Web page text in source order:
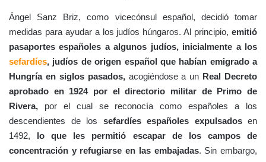
Ángel Sanz Briz, como vicecónsul español, decidió tomar
medidas para ayudar a los judíos húngaros. Al principio, emitió
pasaportes españoles a algunos judíos, inicialmente a los
sefardíes, judíos de origen español que habían emigrado a
Hungría en siglos pasados, acogiéndose a un Real Decreto
aprobado en 1924 por el directorio militar de Primo de
Rivera, por el cual se reconocía como españoles a los
descendientes de los sefardíes españoles expulsados en
1492, lo que les permitió escapar de los campos de
concentración y refugiarse en las embajadas. Sin embargo,